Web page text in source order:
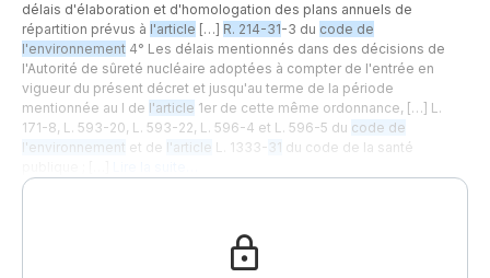
délais d'élaboration et d'homologation des plans annuels de
répartition prévus à l'article […] R. 214-31-3 du code de
l'environnement 4° Les délais mentionnés dans des décisions de
l'Autorité de sûreté nucléaire adoptées à compter de l'entrée en
vigueur du présent décret et jusqu'au terme de la période
mentionnée au I de l'article 1er de cette même ordonnance, […] L.
171-8, L. 593-20, L. 593-22, L. 596-4 et L. 596-5 du code de
l'environnement et de l'article L. 1333- 31 du code de la santé